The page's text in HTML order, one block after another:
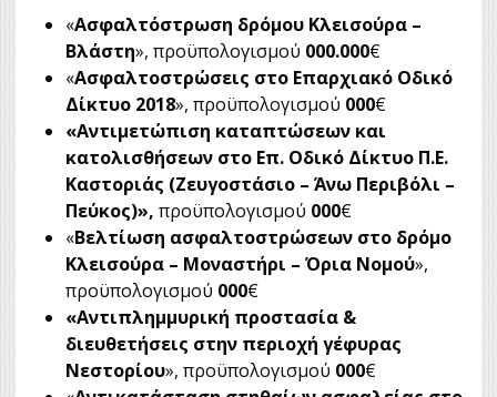
«Ασφαλτόστρωση δρόμου Κλεισούρα –
Βλάστη», προϋπολογισμού 000.000€
«Ασφαλτοστρώσεις στο Επαρχιακό Οδικό
Δίκτυο 2018», προϋπολογισμού 000€
«Αντιμετώπιση καταπτώσεων και
κατολισθήσεων στο Επ. Οδικό Δίκτυο Π.Ε.
Καστοριάς (Ζευγοστάσιο – Άνω Περιβόλι –
Πεύκος)», προϋπολογισμού 000€
«Βελτίωση ασφαλτοστρώσεων στο δρόμο
Κλεισούρα – Μοναστήρι – Όρια Νομού»,
προϋπολογισμού 000€
«Αντιπλημμυρική προστασία &
διευθετήσεις στην περιοχή γέφυρας
Νεστορίου», προϋπολογισμού 000€